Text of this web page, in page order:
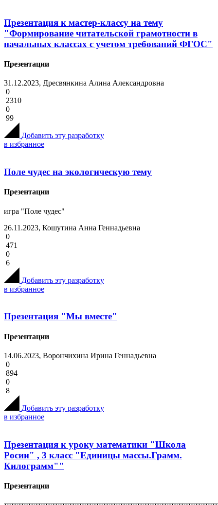
Презентация к мастер-классу на тему
"Формирование читательской грамотности в
начальных классах с учетом требований ФГОС"
Презентации
31.12.2023, Дресвянкина Алина Александровна
0
2310
0
99
Добавить эту разработку
в избранное
Поле чудес на экологическую тему
Презентации
игра "Поле чудес"
26.11.2023, Кошутина Анна Геннадьевна
0
471
0
6
Добавить эту разработку
в избранное
Презентация "Мы вместе"
Презентации
14.06.2023, Ворончихина Ирина Геннадьевна
0
894
0
8
Добавить эту разработку
в избранное
Презентация к уроку математики "Школа
Росии" , 3 класс "Единицы массы.Грамм.
Килограмм""
Презентации